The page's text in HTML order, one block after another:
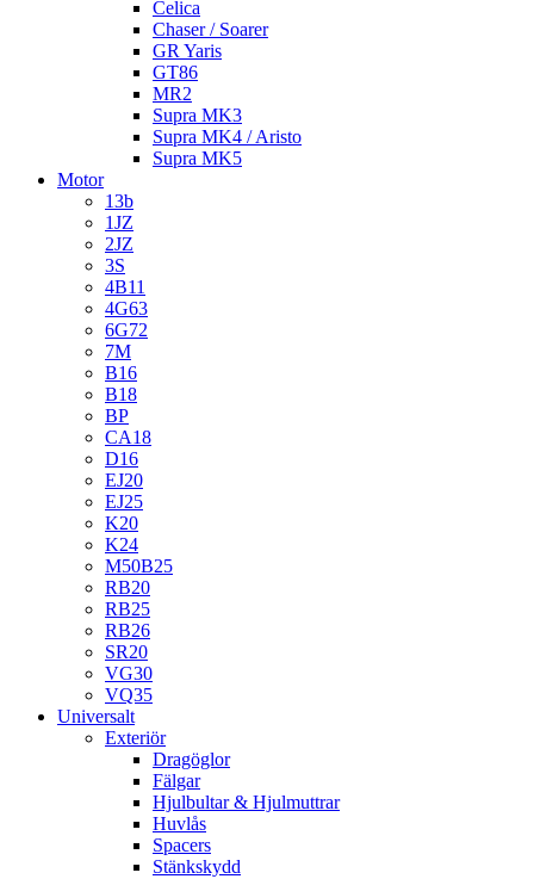
Celica
Chaser / Soarer
GR Yaris
GT86
MR2
Supra MK3
Supra MK4 / Aristo
Supra MK5
Motor
13b
1JZ
2JZ
3S
4B11
4G63
6G72
7M
B16
B18
BP
CA18
D16
EJ20
EJ25
K20
K24
M50B25
RB20
RB25
RB26
SR20
VG30
VQ35
Universalt
Exteriör
Dragöglor
Fälgar
Hjulbultar & Hjulmuttrar
Huvlås
Spacers
Stänkskydd